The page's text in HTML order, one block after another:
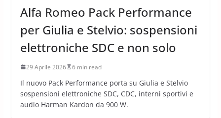
Alfa Romeo Pack Performance
per Giulia e Stelvio: sospensioni
elettroniche SDC e non solo
29 Aprile 2026 6 min read
Il nuovo Pack Performance porta su Giulia e Stelvio
sospensioni elettroniche SDC, CDC, interni sportivi e
audio Harman Kardon da 900 W.